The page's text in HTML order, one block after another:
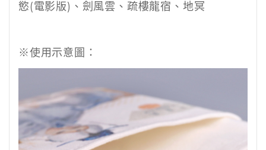
慾(電影版)、劍風雲、疏樓龍宿、地冥
※使用示意圖：